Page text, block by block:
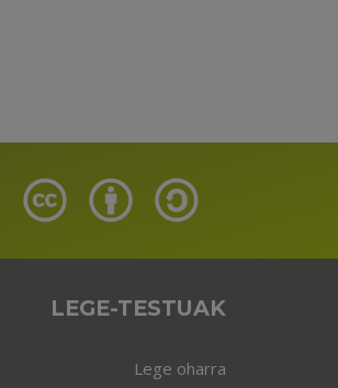
LEGE-TESTUAK
Lege oharra